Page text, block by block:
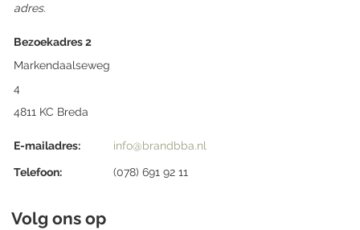
adres.
Bezoekadres 2
Markendaalseweg
4
4811 KC Breda
E-mailadres: info@brandbba.nl
Telefoon: (078) 691 92 11
Volg ons op